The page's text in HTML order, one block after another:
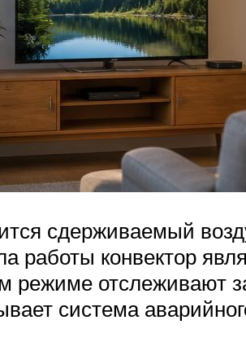
сдерживаемый
работы конвектор
режиме отслеживают
система